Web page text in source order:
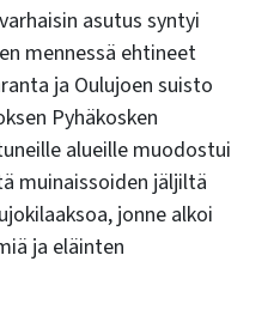
asutus syntyi
mennessä ehtineet
ja Oulujoen suisto
Pyhäkosken
alueille muodostui
muinaissoiden jäljiltä
jonne alkoi
ja eläinten